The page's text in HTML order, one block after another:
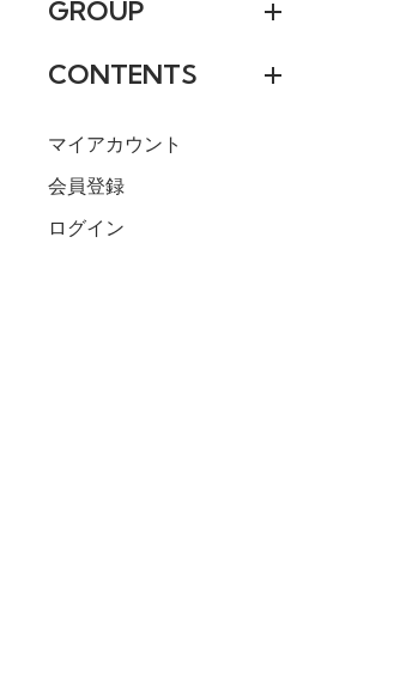
GROUP
CONTENTS
マイアカウント
会員登録
ログイン